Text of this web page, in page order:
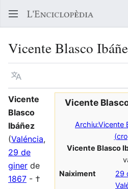
Vicente Blasco
Llegir en un atre idioma
Vicente
Archiu:Vicente
Vicente Blasco
Naiximent
29
Vicente
Blasco
Ibáñez
(Valéncia,
29 de
giner de
1867 - †